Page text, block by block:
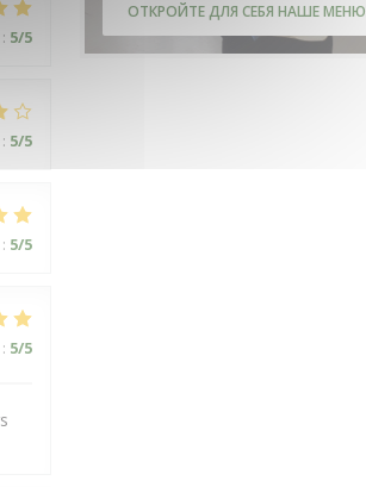
: 5/5
: 5/5
: 5/5
: 5/5
ОТКРОЙТЕ ДЛЯ СЕБЯ НАШЕ МЕНЮ